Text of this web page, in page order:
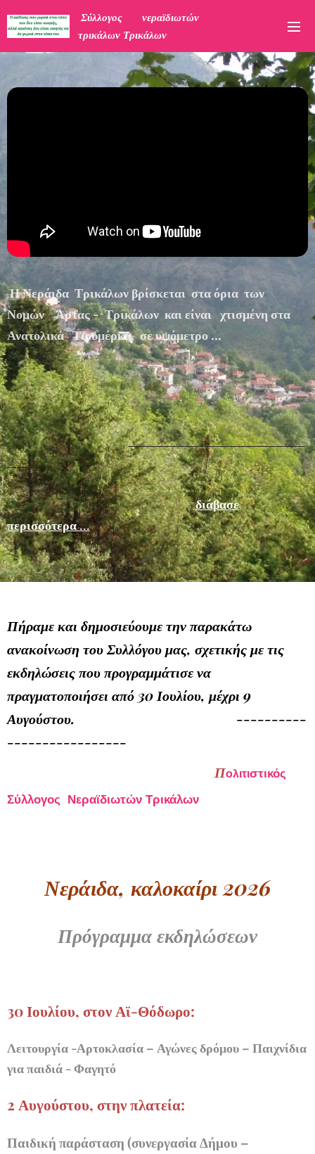
Σύλλογος νεραϊδιωτών
τρικάλων Τρικάλων
Η Νεράιδα Τρικάλων βρίσκεται στα όρια των
Νομών Άρτας - Τρικάλων και είναι χτισμένη στα
Ανατολικά Τζουμέρκα, σε υψόμετρο ...
διάβασε
περισσότερα...
Πήραμε και δημοσιεύουμε την παρακάτω
ανακοίνωση του Συλλόγου μας, σχετικής με τις
εκδηλώσεις που προγραμμάτισε να
πραγματοποιήσει από 30 Ιουλίου, μέχρι9
Αυγούστου. ----------
-----------------
Πολιτιστικός
Σύλλογος Νεραϊδιωτών Τρικάλων
Νεράιδα, καλοκαίρι 2026
Πρόγραμμα εκδηλώσεων
30 Ιουλίου, στον Αϊ-Θόδωρο:
Λειτουργία -Αρτοκλασία – Αγώνες δρόμου – Παιχνίδια
για παιδιά - Φαγητό
2 Αυγούστου, στην πλατεία:
Παιδική παράσταση (συνεργασία Δήμου –